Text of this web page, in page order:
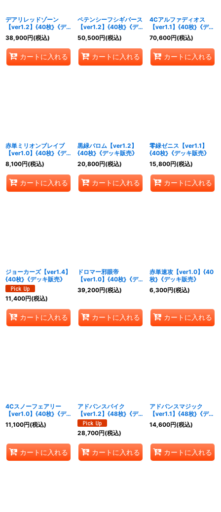
デアリレッドゾーン
【ver1.2】{40枚}《デ
ッキ販売》
38,900円(税込)
カートに入れる
ペテンシーフシギバース
【ver1.2】{40枚}《デ
ッキ販売》
50,500円(税込)
カートに入れる
4Cアルファディオス
【ver1.1】{40枚}《デッ
キ販売》
70,600円(税込)
カートに入れる
赤単ミリオンブレイブ
【ver1.0】{40枚}《デ
ッキ販売》
8,100円(税込)
カートに入れる
黒緑バロム【ver1.2】
{40枚}《デッキ販売》
20,800円(税込)
カートに入れる
零緑ゼニス【ver1.1】
{40枚}《デッキ販売》
15,800円(税込)
カートに入れる
ジョーカーズ【ver1.4】
{40枚}《デッキ販売》
11,400円(税込)
カートに入れる
ドロマー邪眼帝
【ver1.0】{40枚}《デ
ッキ販売》
39,200円(税込)
カートに入れる
赤単速攻【ver1.0】{40
枚}《デッキ販売》
6,300円(税込)
カートに入れる
4Cスノーフェアリー
【ver1.0】{40枚}《デ
ッキ販売》
11,100円(税込)
カートに入れる
アドバンスバイク
【ver1.2】{48枚}《デ
ッキ販売》
28,700円(税込)
カートに入れる
アドバンスマジック
【ver1.1】{48枚}《デッ
キ販売》
14,600円(税込)
カートに入れる